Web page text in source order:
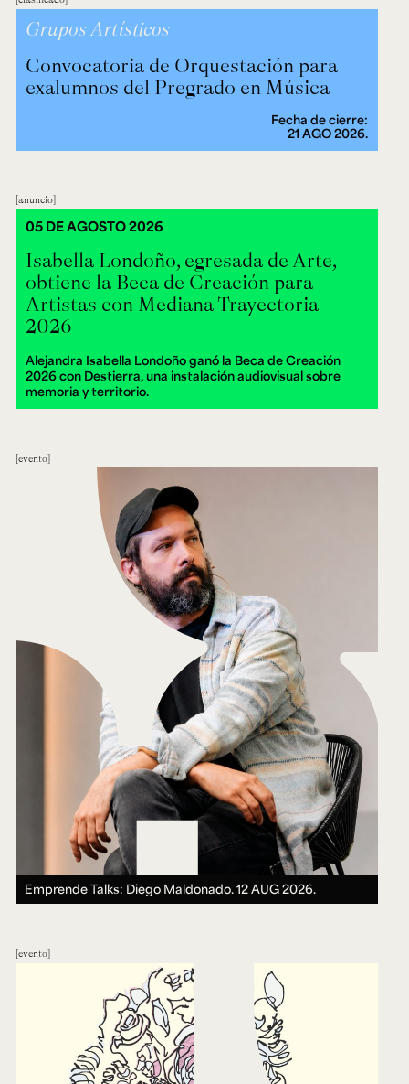
Grupos Artísticos
Convocatoria de Orquestación para
exalumnos del Pregrado en Música
Fecha de cierre:
21 AGO 2026.
anuncio
Isabella Londoño, egresada de Arte,
obtiene la Beca de Creación para
Artistas con Mediana Trayectoria
2026
Alejandra Isabella Londoño ganó la Beca de Creación
2026 con Destierra, una instalación audiovisual sobre
memoria y territorio.
05 DE AGOSTO 2026
evento
Emprende Talks: Diego Maldonado.12 AUG 2026.
evento